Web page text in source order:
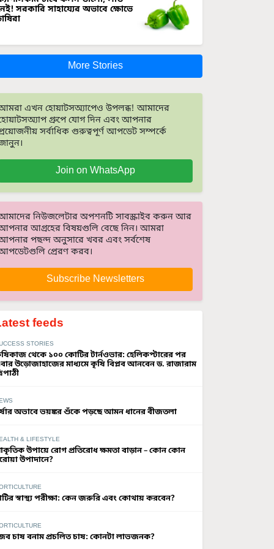
সরকারি সাহায্যের অভাবে ক্ষোভে
More Stories
এখন হোয়াটসঅ্যাপেও উপলব্ধ! আমাদের
গ্রুপে যোগ দিন এবং আপনার
সর্বাধিক গুরুত্বপূর্ণ আপডেট সম্পর্কে
Join on WhatsApp
নিউজলেটার অপশনটি সাবস্ক্রাইব করুন আর
আগ্রহের বিষয়গুলি বেছে নিন। আমরা
পছন্দ অনুসারে খবর এবং সর্বশেষ
প্রেরণ করব।
Subscribe Newsletters
feeds
STORIES
থেকে ১০০ কোটির টার্নওভার: হেলিকপ্টারের পর
উড়োজাহাজের মাধ্যমে কৃষি বিপ্লব আনবেন ড. রাজারাম
অভাবে ভয়ঙ্কর শুঁকে পড়ছে আমন ধানের বীজতলা
& LIFESTYLE
উপায়ে রোগ প্রতিরোধ ক্ষমতা বাড়ান – কোন কোন
উপাদানে?
স্বাস্থ্য পরীক্ষা: কেন জরুরি এবং কোথায় করবেন?
চাষ বনাম প্রচলিত চাষ: কোনটা লাভজনক?